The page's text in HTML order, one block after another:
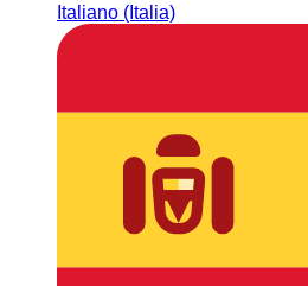
Italiano (Italia)